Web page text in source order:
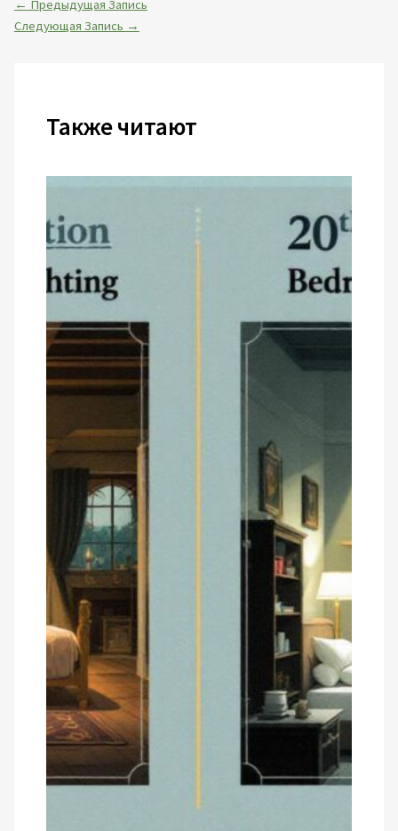
← Предыдущая Запись
Следующая Запись →
Также читают